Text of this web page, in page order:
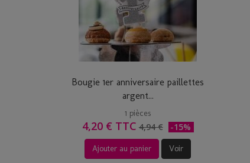
Bougie 1er anniversaire paillettes
argent...
1 pièces
4,20 € TTC 4,94 € -15%
Ajouter au panier Voir